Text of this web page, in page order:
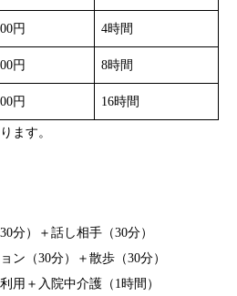
円 4時間
円 8時間
円 16時間
ます。
分）＋話し相手（30分）
（30分）＋散歩（30分）
用＋入院中介護（1時間）